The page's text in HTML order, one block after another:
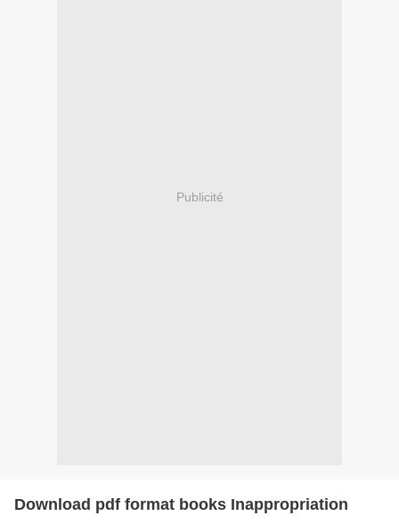
Publicité
Download pdf format books Inappropriation